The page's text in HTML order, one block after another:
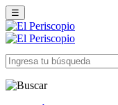
☰